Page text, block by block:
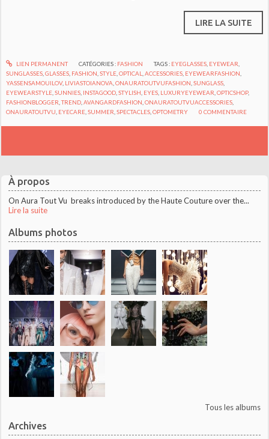
À propos
On Aura Tout Vu breaks introduced by the Haute Couture over the...
Lire la suite
Albums photos
Tous les albums
Archives
LIRE LA SUITE
LIEN PERMANENT CATÉGORIES : FASHION TAGS : EYEGLASSES EYEWEAR
SUNGLASSES ,GLASSES FASHION ,STYLE ,OPTICAL ,ACCESSORIES EYEWEARFASHION
YASSENSAMOUILOV, LIVIASTOIANOVA ,ONAURATOUTVUFASHION ,SUNGLASS
EYEWEARSTYLE ,SUNNIES INSTAGOOD ,STYLISH EYES LUXURYEYEWEAR ,OPTICSHOP,
FASHIONBLOGGER ,TREND ,AVANGARDFASHION ,ONAURATOUTVUACCESSORIES
ONAURATOUTVU EYECARE ,SUMMER ,SPECTACLES ,OPTOMETRY 0 COMMENTAIRE